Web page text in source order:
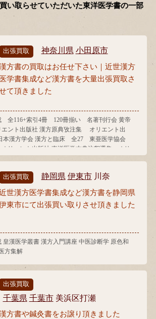
い取らせていただいた東洋医学書の一部
出張買取 神奈川県 小田原市
方書の買取はお任せ下さい｜近世漢方
医学書集成など漢方書を大量出張買取さ
て頂きました
全116+索引4冊 120冊揃い 名著刊行会 黄帝
ント出版社 漢方原典攷注集 オリエント出
本漢方学会 漢方と臨床 全27 東亜医学協会
リエント出版社 東洋医学古典注釈選集 オリ
出張買取 静岡県 伊東市 川奈
世漢方医学書集成など漢方書を静岡県
東市にて出張買い取りさせ頂きました
皇漢医学叢書 漢方入門講座 中医診断学 原色和
方集解
出張買取
千葉県 千葉市 美浜区打瀬
方書や鍼灸書をお譲り頂きました